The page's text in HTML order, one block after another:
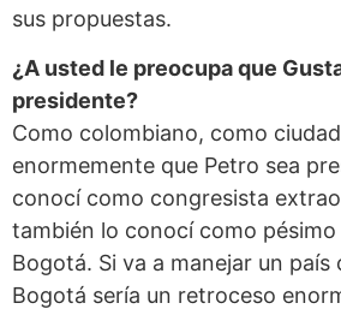
sus propuestas.
¿A usted le preocupa que
presidente?
Como colombiano, como
enormemente que Petro sea
conocí como congresista
también lo conocí como pésimo
Bogotá. Si va a manejar un país
Bogotá sería un retroceso